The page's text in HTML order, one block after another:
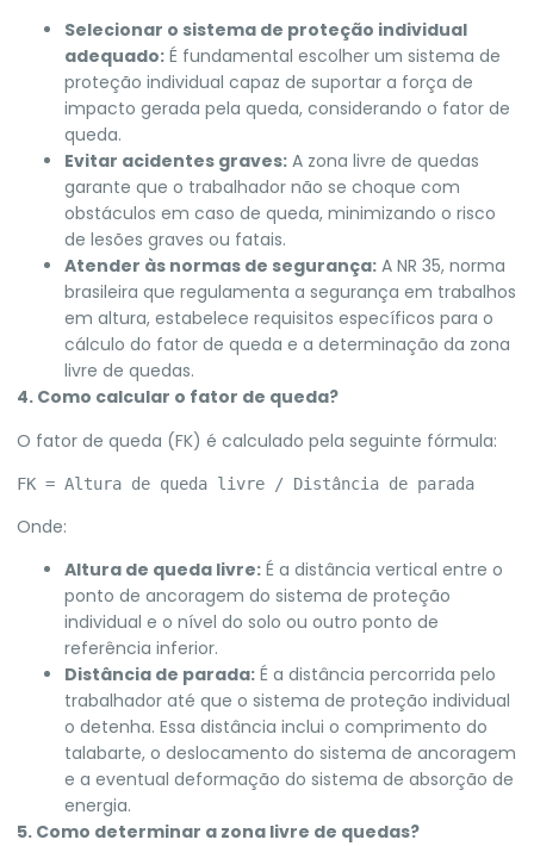
Selecionar o sistema de proteção individual
adequado: É fundamental escolher um sistema de
proteção individual capaz de suportar a força de
impacto gerada pela queda, considerando o fator de
queda.
Evitar acidentes graves: A zona livre de quedas
garante que o trabalhador não se choque com
obstáculos em caso de queda, minimizando o risco
de lesões graves ou fatais.
Atender às normas de segurança: A NR 35, norma
brasileira que regulamenta a segurança em trabalhos
em altura, estabelece requisitos específicos para o
cálculo do fator de queda e a determinação da zona
livre de quedas.
4. Como calcular o fator de queda?
O fator de queda (FK) é calculado pela seguinte fórmula:
Onde:
Altura de queda livre: É a distância vertical entre o
ponto de ancoragem do sistema de proteção
individual e o nível do solo ou outro ponto de
referência inferior.
Distância de parada: É a distância percorrida pelo
trabalhador até que o sistema de proteção individual
o detenha. Essa distância inclui o comprimento do
talabarte, o deslocamento do sistema de ancoragem
e a eventual deformação do sistema de absorção de
energia.
5. Como determinar a zona livre de quedas?